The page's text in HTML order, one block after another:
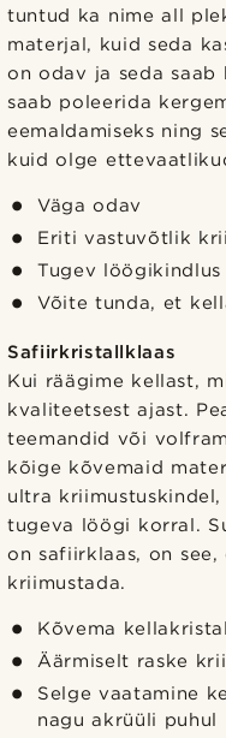
tuntud ka nime all
materjal, kuid seda
on odav ja seda saab
saab poleerida
eemaldamiseks ning
kuid olge
Väga odav
Eriti vastuvõtlik
Tugev
Võite tunda, et
Safiirkristallklaas
Kui räägime kellast,
kvaliteetsest ajast.
teemandid või
kõige kõvemaid
ultra
tugeva löögi korral.
on safiirklaas, on
kriimustada.
Kõvema kellakristall
Äärmiselt raske
Selge vaatamine
nagu akrüüli puhul